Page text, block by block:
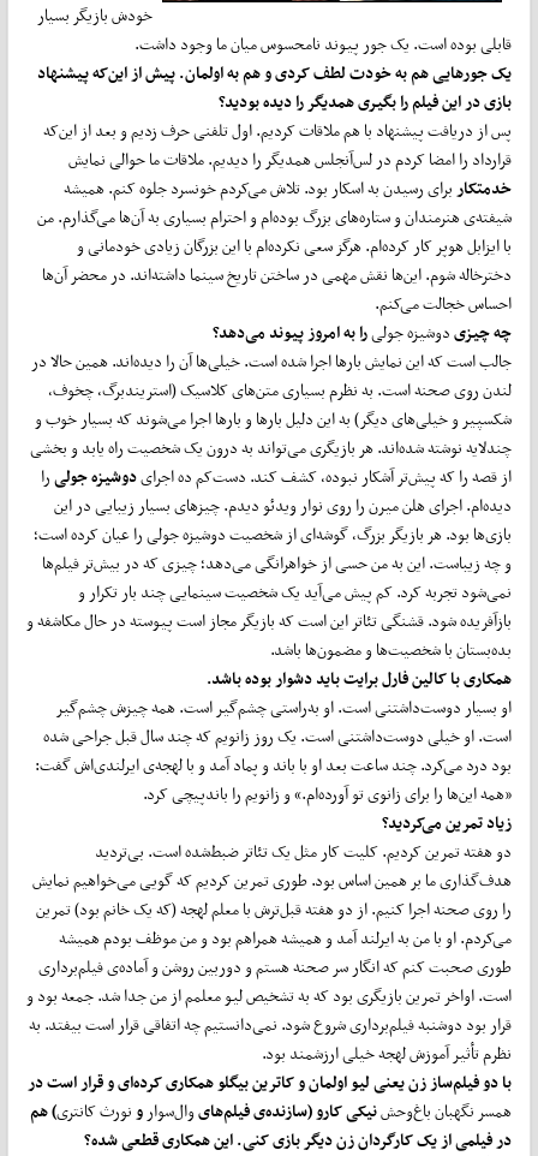
خودش بازیگر بسیار
قابلی بوده است. یک جور پیوند نامحسوس میان ما وجود داشت.
یک جورهایی هم به خودت لطف کردی و هم به اولمان. پیش از این‌که پیشنهاد
بازی در این فیلم را بگیری همدیگر را دیده بودید؟
پس از دریافت پیشنهاد با هم ملاقات کردیم. اول تلفنی حرف زدیم و بعد از این‌که
قرارداد را امضا کردم در لس‌آنجلس همدیگر را دیدیم. ملاقات ما حوالی نمایش
خدمتکاربرای رسیدن به اسکار بود. تلاش می‌کردم خونسرد جلوه کنم. همیشه
شیفته‌ی هنرمندان و ستاره‌های بزرگ بوده‌ام و احترام بسیاری به آن‌ها می‌گذارم. من
با ایزابل هوپر کار کرده‌ام. هرگز سعی نکرده‌ام با این بزرگان زیادی خودمانی و
دخترخاله شوم. این‌ها نقش مهمی در ساختن تاریخ سینما داشته‌اند. در محضر آن‌ها
احساس خجالت می‌کنم.
چه چیزیدوشیزه جولیرا به امروز پیوند می‌دهد؟
جالب است که این نمایش بارها اجرا شده است. خیلی‌ها آن را دیده‌اند. همین حالا در
لندن روی صحنه است. به نظرم بسیاری متن‌های کلاسیک (استریندبرگ، چخوف،
شکسپیر و خیلی‌های دیگر) به این دلیل بارها و بارها اجرا می‌شوند که بسیار خوب و
چندلایه نوشته‌ شده‌اند. هر بازیگری می‌تواند به درون یک شخصیت راه یابد و بخشی
از قصه را که پیش‌تر آشکار نبوده، کشف کند. دست‌کم ده اجرایدوشیزه جولیرا
دیده‌ام. اجرای هلن میرن را روی نوار ویدئو دیدم. چیزهای بسیار زیبایی در این‌
بازی‌ها بود. هر بازیگر بزرگ، گوشه‌ای از شخصیت دوشیزه جولی را عیان کرده است؛
و چه زیباست. این به من حسی از خواهرانگی می‌دهد؛ چیزی که در بیش‌تر فیلم‌ها
نمی‌شود تجربه کرد. کم پیش می‌آید یک شخصیت سینمایی چند بار تکرار و
بازآفریده شود. قشنگی تئاتر این است که بازیگر مجاز است پیوسته در حال مکاشفه و
بده‌بستان با شخصیت‌ها و مضمون‌ها باشد.
همکاری با کالین فارل برایت باید دشوار بوده باشد.
او بسیار دوست‌داشتنی است. او به‌راستی چشم‌گیر است. همه چیزش چشم‌گیر
است. او خیلی دوست‌داشتنی‌ است. یک روز زانویم که چند سال قبل جراحی شده
بود درد می‌کرد. چند ساعت بعد او با باند و پماد آمد و با لهجه‌ی ایرلندی‌اش گفت:
«همه این‌ها را برای زانوی تو آورده‌ام.» و زانویم را باندپیچی کرد.
زیاد تمرین می‌کردید؟
دو هفته تمرین کردیم. کلیت کار مثل یک تئاتر ضبط‌شده است. بی‌تردید
هدف‌گذاری ما بر همین اساس بود. طوری تمرین کردیم که گویی می‌خواهیم نمایش
را روی صحنه اجرا کنیم. از دو هفته قبل‌ترش با معلم لهجه (که یک خانم بود) تمرین
می‌کردم. او با من به ایرلند آمد و همیشه همراهم بود و من موظف بودم همیشه
طوری صحبت کنم که انگار سر صحنه هستم و دوربین روشن و آماده‌ی فیلم‌برداری
است. اواخر تمرین بازیگری بود که به تشخیص لیو معلمم از من جدا شد. جمعه بود و
قرار بود دوشنبه فیلم‌برداری شروع شود. نمی‌دانستیم چه اتفاقی قرار است بیفتد. به
نظرم تأثیر آموزش لهجه خیلی ارزشمند بود.
با دو فیلم‌ساز زن یعنی لیو اولمان و کاترین بیگلو همکاری کرده‌ای و قرار است در
همسر نگهبان باغ‌وحشنیکی کارو (سازنده‌ی فیلم‌هایوال‌‌سوارونورث کانتری) هم
در فیلمی از یک کارگردان زن دیگر بازی کنی. این همکاری قطعی شده؟